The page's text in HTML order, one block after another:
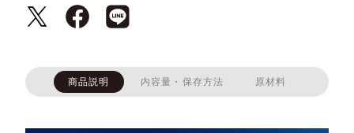
商品説明 内容量・保存方法 原材料